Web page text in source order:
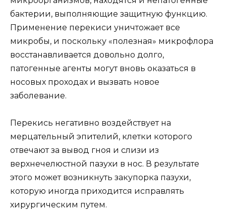
бактерии, выполняющие защитную функцию.
Применение перекиси уничтожает все
микробы, и поскольку «полезная» микрофлора
восстанавливается довольно долго,
патогенные агенты могут вновь оказаться в
носовых проходах и вызвать новое
заболевание.
Перекись негативно воздействует на
мерцательный эпителий, клетки которого
отвечают за вывод гноя и слизи из
верхнечелюстной пазухи в нос. В результате
этого может возникнуть закупорка пазухи,
которую иногда приходится исправлять
хирургическим путем.